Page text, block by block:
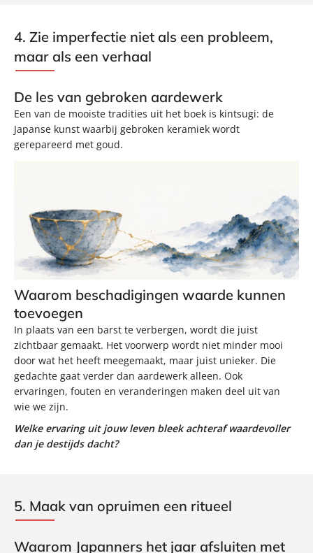
4. Zie imperfectie niet als een probleem,
maar als een verhaal
De les van gebroken aardewerk
Een van de mooiste tradities uit het boek is kintsugi: de
Japanse kunst waarbij gebroken keramiek wordt
gerepareerd met goud.
Waarom beschadigingen waarde kunnen
toevoegen
In plaats van een barst te verbergen, wordt die juist
zichtbaar gemaakt. Het voorwerp wordt niet minder mooi
door wat het heeft meegemaakt, maar juist unieker. Die
gedachte gaat verder dan aardewerk alleen. Ook
ervaringen, fouten en veranderingen maken deel uit van
wie we zijn.
Welke ervaring uit jouw leven bleek achteraf waardevoller
dan je destijds dacht?
5. Maak van opruimen een ritueel
Waarom Japanners het jaar afsluiten met